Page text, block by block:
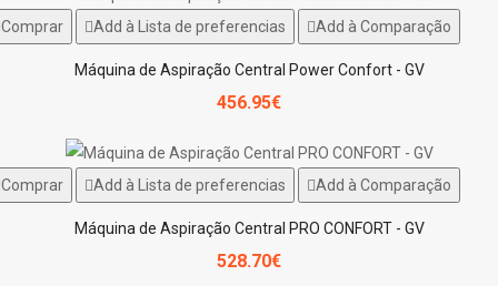
Comprar Add à Lista de preferencias Add à Comparação
Máquina de Aspiração Central Power Confort - GV
456.95€
Comprar Add à Lista de preferencias Add à Comparação
Máquina de Aspiração Central PRO CONFORT - GV
528.70€